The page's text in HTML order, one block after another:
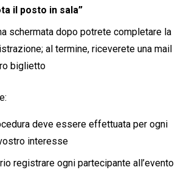
il posto in sala”
schermata dopo potrete completare la
al termine, riceverete una mail
biglietto
deve essere effettuata per ogni
interesse
registrare ogni partecipante all’evento